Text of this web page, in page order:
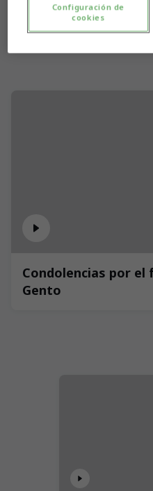
Condolencias por el
Gento
Configuración de
cookies